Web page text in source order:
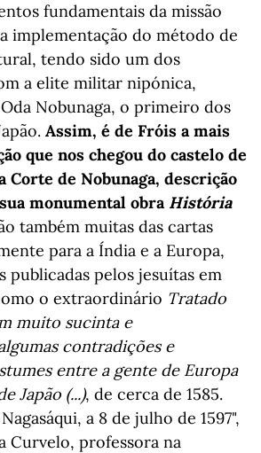
fundamentais da missão
implementação do método de
tendo sido um dos
a elite militar nipónica,
Nobunaga, o primeiro dos
Assim, é de Fróis a mais
que nos chegou do castelo de
Corte de Nobunaga, descrição
monumental obra História
também muitas das cartas
para a Índia e a Europa,
publicadas pelos jesuítas em
o extraordinário Tratado
muito sucinta e
contradições e
entre a gente de Europa
Japão (...), de cerca de 1585.
a 8 de julho de 1597",
Curvelo, professora na